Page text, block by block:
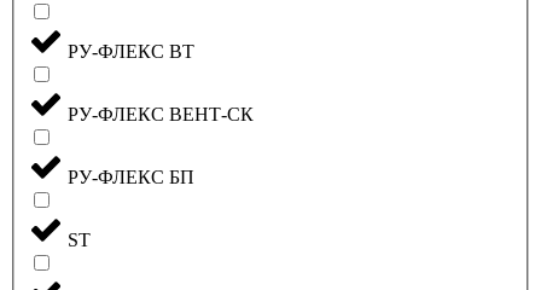
РУ-ФЛЕКС ВТ
РУ-ФЛЕКС ВЕНТ-СК
РУ-ФЛЕКС БП
ST